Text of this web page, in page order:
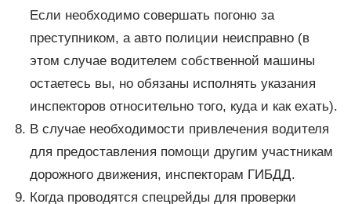
Если необходимо совершать погоню за
преступником, а авто полиции неисправно (в
этом случае водителем собственной машины
остаетесь вы, но обязаны исполнять указания
инспекторов относительно того, куда и как ехать).
В случае необходимости привлечения водителя
для предоставления помощи другим участникам
дорожного движения, инспекторам ГИБДД.
Когда проводятся спецрейды для проверки